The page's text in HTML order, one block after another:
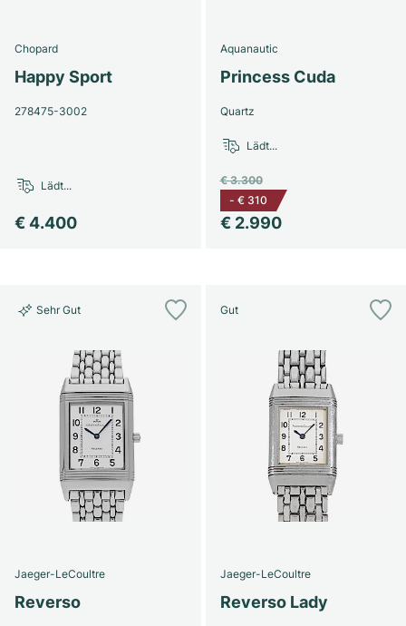
Chopard
Happy Sport
278475-3002
€ 4.400
Lädt...
Aquanautic
Princess Cuda
Quartz
€ 2.990
€ 3.300
- € 310
Lädt...
Sehr Gut
Jaeger-LeCoultre
Reverso
Gut
Jaeger-LeCoultre
Reverso Lady